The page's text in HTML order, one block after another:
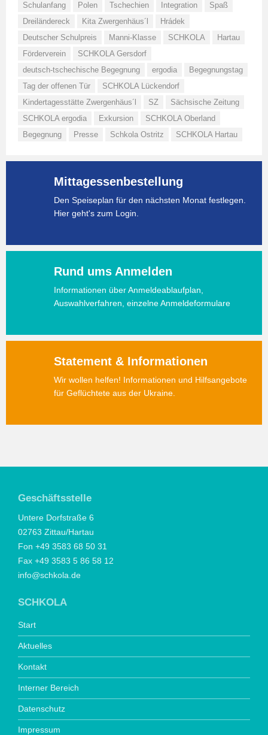
Schulanfang
Polen Tschechien Integration
Spaß
Dreiländereck
Kita Zwergenhäus´l
Hrádek
Deutscher Schulpreis
Manni-Klasse SCHKOLA
Hartau
Förderverein
SCHKOLA Gersdorf
deutsch-tschechische Begegnung
ergodia
Begegnungstag
Tag der offenen Tür
SCHKOLA Lückendorf
Kindertagesstätte Zwergenhäus´l
SZ
Sächsische Zeitung
SCHKOLA ergodia
Exkursion
SCHKOLA Oberland
Begegnung
Presse Schkola Ostritz SCHKOLA Hartau
Mittagessenbestellung
Den Speiseplan für den nächsten Monat festlegen.
Hier geht's zum Login.
Rund ums Anmelden
Informationen über Anmeldeablaufplan,
Auswahlverfahren, einzelne Anmeldeformulare
Statement & Informationen
Wir wollen helfen! Informationen und Hilfsangebote
für Geflüchtete aus der Ukraine.
Geschäftsstelle
Untere Dorfstraße 6
02763 Zittau/Hartau
Fon +49 3583 68 50 31
Fax +49 3583 5 86 58 12
info@schkola.de
SCHKOLA
Start
Aktuelles
Kontakt
Interner Bereich
Datenschutz
Impressum